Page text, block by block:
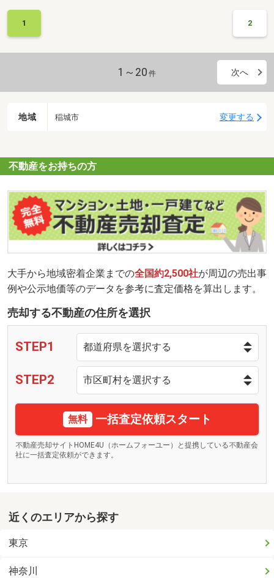
1 2
1～20 件 次へ
地域 稲城市 変更する
不動産をお持ちの方
大手から地域密着企業までの全国約2,500社が周辺の売出事
例や公示地価等のデータを参考に査定価格を算出します。
売却する不動産の住所を選択
STEP1
STEP2
無料 一括査定依頼スタート
不動産売却サイトHOME4U（ホームフォーユー）と提携している不動産会
社に一括査定依頼ができます。
近くのエリアから探す
東京
神奈川